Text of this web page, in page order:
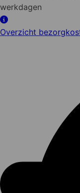
werkdagen
Overzicht